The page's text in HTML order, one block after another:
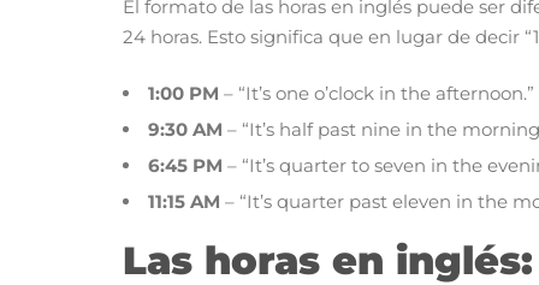
El formato de las horas en inglés puede ser
24 horas. Esto significa que en lugar de decir
1:00 PM – “It’s one o’clock in the afternoon.”
9:30 AM – “It’s half past nine in the
6:45 PM – “It’s quarter to seven in the
11:15 AM – “It’s quarter past eleven in the
Las horas en